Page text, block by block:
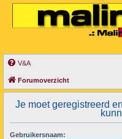
V&A
Forumoverzicht
Je moet geregistreerd
Gebruikersnaam: